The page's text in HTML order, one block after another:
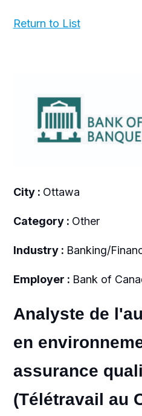
Return to List
City : Ottawa
Category : Other
Industry : Banking/
Employer : Bank of
Analyste de
en
assurance
(Télétravail au